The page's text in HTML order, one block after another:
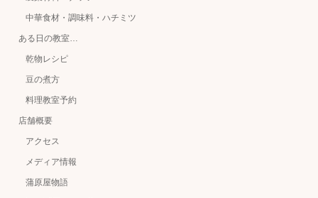
中華食材・調味料・ハチミツ
ある日の教室…
乾物レシピ
豆の煮方
料理教室予約
店舗概要
アクセス
メディア情報
蒲原屋物語